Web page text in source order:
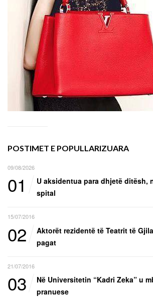
POSTIMET E POPULLARIZUARA
09/08/2026
01
U aksidentua para dhjetë ditësh,
spital
15/07/2016
02
Aktorët rezidentë të Teatrit të
pagat
21/07/2016
03
Në Universitetin “Kadri Zeka” u
pranuese